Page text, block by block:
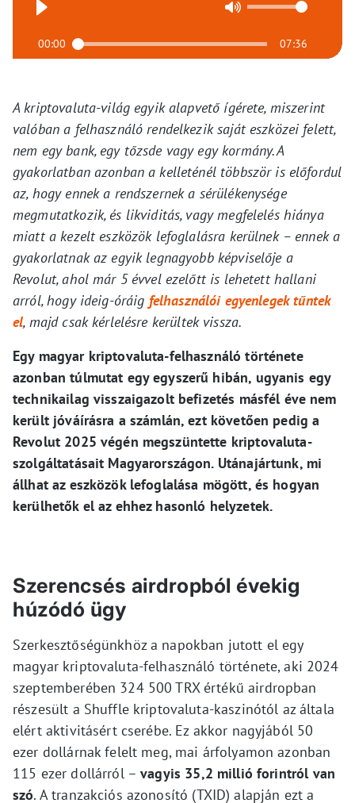
00:00 07:36
A kriptovaluta-világ egyik alapvető ígérete, miszerint
valóban a felhasználó rendelkezik saját eszközei felett,
nem egy bank, egy tőzsde vagy egy kormány. A
gyakorlatban azonban a kelleténél többször is előfordul
az, hogy ennek a rendszernek a sérülékenysége
megmutatkozik, és likviditás, vagy megfelelés hiánya
miatt a kezelt eszközök lefoglalásra kerülnek – ennek a
gyakorlatnak az egyik legnagyobb képviselője a
Revolut, ahol már 5 évvel ezelőtt is lehetett hallani
arról, hogy ideig-óráig felhasználói egyenlegek tűntek
el, majd csak kérlelésre kerültek vissza.
Egy magyar kriptovaluta-felhasználó története
azonban túlmutat egy egyszerű hibán, ugyanis egy
technikailag visszaigazolt befizetés másfél éve nem
került jóváírásra a számlán, ezt követően pedig a
Revolut 2025 végén megszüntette kriptovaluta-
szolgáltatásait Magyarországon. Utánajártunk, mi
állhat az eszközök lefoglalása mögött, és hogyan
kerülhetők el az ehhez hasonló helyzetek.
Szerencsés airdropból évekig
húzódó ügy
Szerkesztőségünkhöz a napokban jutott el egy
magyar kriptovaluta-felhasználó története, aki 2024
szeptemberében 324 500 TRX értékű airdropban
részesült a Shuffle kriptovaluta-kaszinótól az általa
elért aktivitásért cserébe. Ez akkor nagyjából 50
ezer dollárnak felelt meg, mai árfolyamon azonban
115 ezer dollárról –vagyis 35,2 millió forintról van
szó. A tranzakciós azonosító (TXID) alapján ezt a